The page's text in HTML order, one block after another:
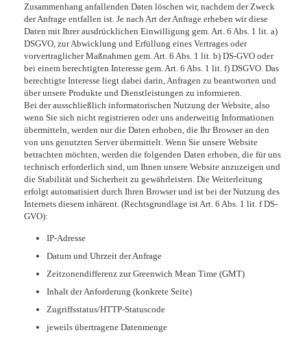
Zusammenhang anfallenden Daten löschen wir, nachdem der Zweck
der Anfrage entfallen ist. Je nach Art der Anfrage erheben wir diese
Daten mit Ihrer ausdrücklichen Einwilligung gem. Art. 6 Abs. 1 lit. a)
DSGVO, zur Abwicklung und Erfüllung eines Vertrages oder
vorvertraglicher Maßnahmen gem. Art. 6 Abs. 1 lit. b) DS-GVO oder
bei einem berechtigten Interesse gem. Art. 6 Abs. 1 lit. f) DSGVO. Das
berechtigte Interesse liegt dabei darin, Anfragen zu beantworten und
über unsere Produkte und Dienstleistungen zu informieren.
Bei der ausschließlich informatorischen Nutzung der Website, also
wenn Sie sich nicht registrieren oder uns anderweitig Informationen
übermitteln, werden nur die Daten erhoben, die Ihr Browser an den
von uns genutzten Server übermittelt. Wenn Sie unsere Website
betrachten möchten, werden die folgenden Daten erhoben, die für uns
technisch erforderlich sind, um Ihnen unsere Website anzuzeigen und
die Stabilität und Sicherheit zu gewährleisten. Die Weiterleitung
erfolgt automatisiert durch Ihren Browser und ist bei der Nutzung des
Internets diesem inhärent. (Rechtsgrundlage ist Art. 6 Abs. 1 lit. f DS-
GVO):
IP-Adresse
Datum und Uhrzeit der Anfrage
Zeitzonendifferenz zur Greenwich Mean Time (GMT)
Inhalt der Anforderung (konkrete Seite)
Zugriffsstatus/HTTP-Statuscode
jeweils übertragene Datenmenge